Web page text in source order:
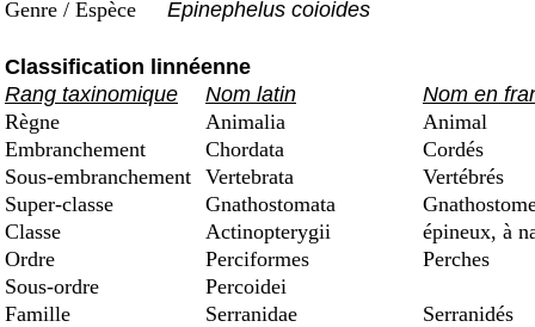
Genre / Espèce Epinephelus coioides
Classification linnéenne
Rang taxinomique
Nom latin
Nom en
Règne
Animalia
Animal
Embranchement
Chordata
Cordés
Sous-embranchement Vertebrata
Vertébrés
Super-classe
Gnathostomata
Classe
Actinopterygii
épineux, à
Ordre
Perciformes
Perches
Sous-ordre
Percoidei
Famille
Serranidae
Serranidés